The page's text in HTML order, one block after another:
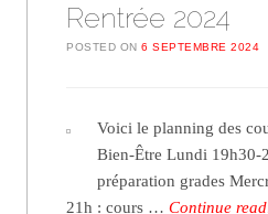
Rentrée 2024
POSTED ON6 SEPTEMBRE 2024
Voici le planning des
Bien-Être Lundi 19h30-
préparation grades
21h : cours …Continue